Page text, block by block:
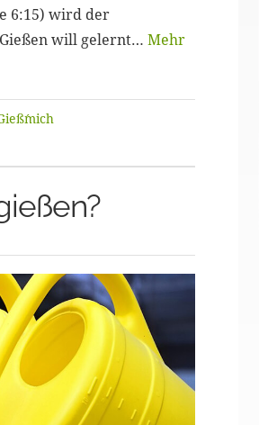
6:15) wird der
will gelernt… Mehr